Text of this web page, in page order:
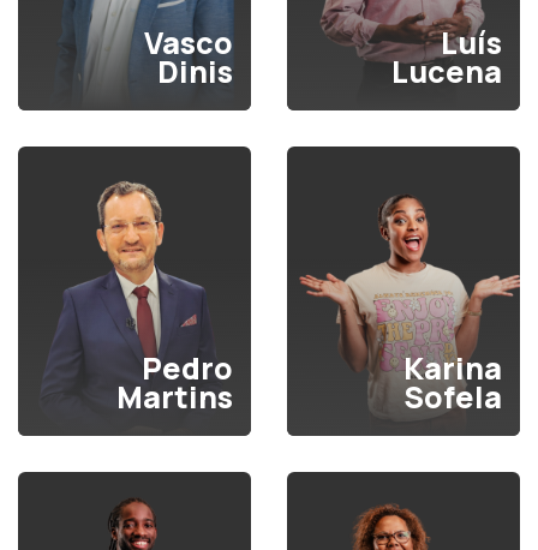
Vasco
Dinis
Luís
Lucena
Pedro
Martins
Karina
Sofela